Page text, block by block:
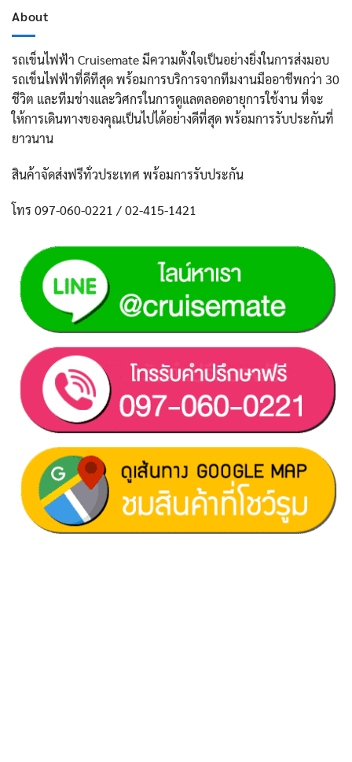
About
รถเข็นไฟฟ้า Cruisemate มีความตั้งใจเป็นอย่างยิ่งในการส่งมอบ
รถเข็นไฟฟ้าที่ดีทีสุด พร้อมการบริการจากทีมงานมืออาชีพกว่า 30
ชีวิต และทีมช่างและวิศกรในการดูแลตลอดอายุการใช้งาน ที่จะ
ให้การเดินทางของคุณเป็นไปได้อย่างดีที่สุด พร้อมการรับประกันที่
ยาวนาน
สินค้าจัดส่งฟรีทั่วประเทศ พร้อมการรับประกัน
โทร 097-060-0221 / 02-415-1421